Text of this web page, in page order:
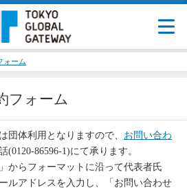
ォーム
フォーム
団体利用となりますので、 お問い合わ
(0120-86596-1)にて承ります。
からフォーマットに沿って代表者氏
ルアドレスを入力し、「お問い合わせ